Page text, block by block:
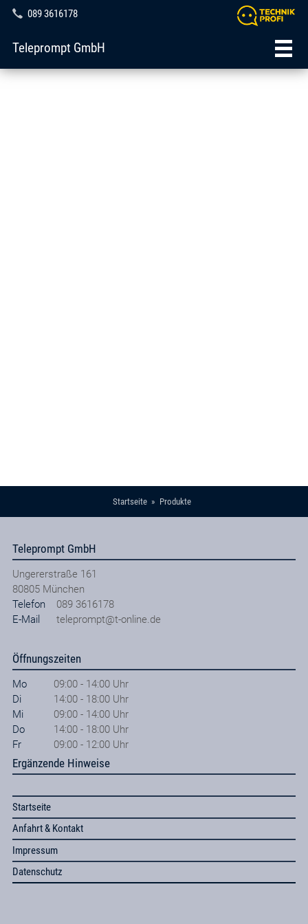
089 3616178
Teleprompt GmbH
Startseite Produkte
Teleprompt GmbH
Ungererstraße 161
80805 München
Telefon
089 3616178
E-Mail
teleprompt@t-online.de
Öffnungszeiten
Mo
09:00 - 14:00 Uhr
Di
14:00 - 18:00 Uhr
Mi
09:00 - 14:00 Uhr
Do
14:00 - 18:00 Uhr
Fr
09:00 - 12:00 Uhr
Ergänzende Hinweise
Startseite
Anfahrt & Kontakt
Impressum
Datenschutz